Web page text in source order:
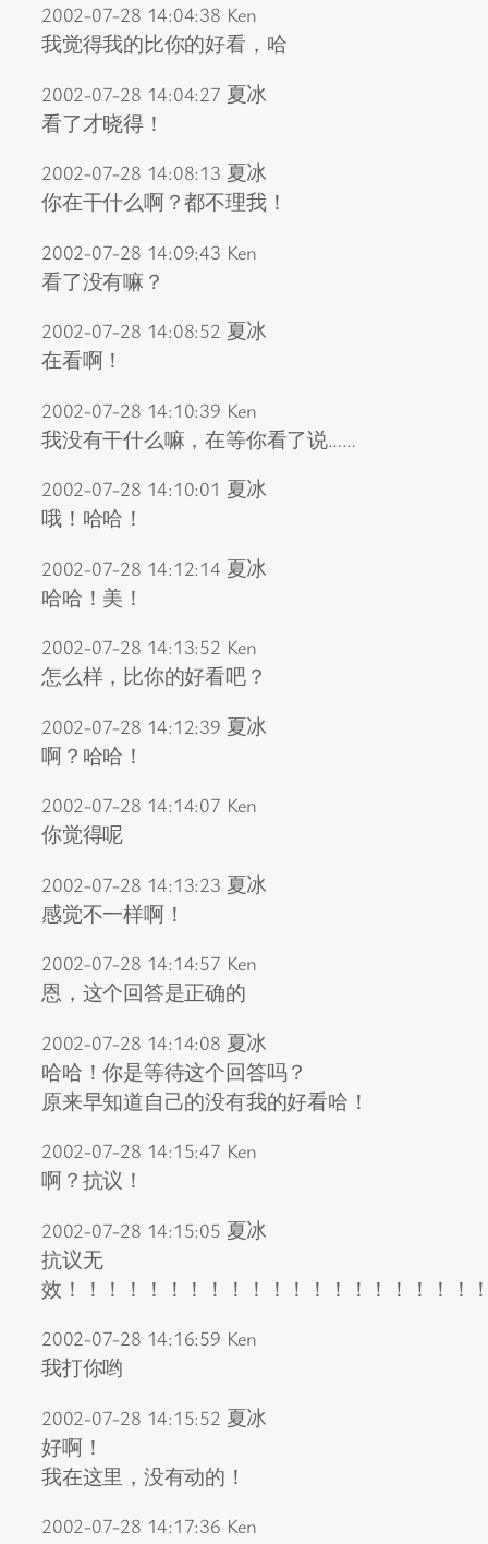
2002-07-28 14:04:38 Ken
我觉得我的比你的好看，哈
2002-07-28 14:04:27 夏冰
看了才晓得！
2002-07-28 14:08:13 夏冰
你在干什么啊？都不理我！
2002-07-28 14:09:43 Ken
看了没有嘛？
2002-07-28 14:08:52 夏冰
在看啊！
2002-07-28 14:10:39 Ken
我没有干什么嘛，在等你看了说……
2002-07-28 14:10:01 夏冰
哦！哈哈！
2002-07-28 14:12:14 夏冰
哈哈！美！
2002-07-28 14:13:52 Ken
怎么样，比你的好看吧？
2002-07-28 14:12:39 夏冰
啊？哈哈！
2002-07-28 14:14:07 Ken
你觉得呢
2002-07-28 14:13:23 夏冰
感觉不一样啊！
2002-07-28 14:14:57 Ken
恩，这个回答是正确的
2002-07-28 14:14:08 夏冰
哈哈！你是等待这个回答吗？
原来早知道自己的没有我的好看哈！
2002-07-28 14:15:47 Ken
啊？抗议！
2002-07-28 14:15:05 夏冰
抗议无
效！！！！！！！！！！！！！！！！！！！！
2002-07-28 14:16:59 Ken
我打你哟
2002-07-28 14:15:52 夏冰
好啊！
我在这里，没有动的！
2002-07-28 14:17:36 Ken